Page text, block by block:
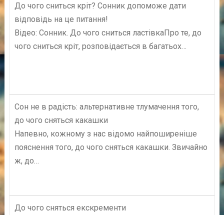
До чого сниться кріт? Сонник допоможе дати
відповідь на це питання!
Відео: Сонник. До чого сниться ластівкаПро те, до
чого сниться кріт, розповідається в багатьох…
Сон не в радість: альтернативне тлумачення того,
до чого сняться какашки
Напевно, кожному з нас відомо найпоширеніше
пояснення того, до чого сняться какашки. Звичайно
ж, до…
До чого сняться екскременти